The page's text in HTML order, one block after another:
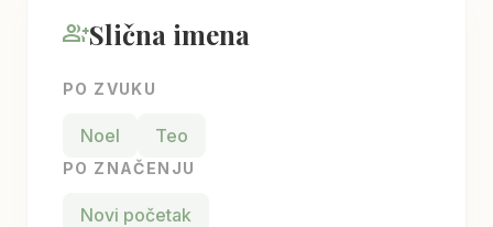
group_addSlična imena
PO ZVUKU
Noel Teo
PO ZNAČENJU
Novi početak